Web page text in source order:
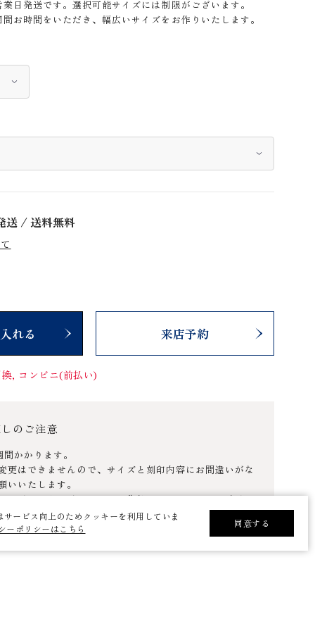
日発送です。選択可能サイズには制限がございます。
お時間をいただき、幅広いサイズをお作りいたします。
送 / 送料無料
れる 来店予約
, コンビニ(前払い)
のご注意
かかります。
更はできませんので、サイズと刻印内容にお間違いがな
いいたします。
レジットカード、コンビニ先払い、PayPayのみとなり
サービス向上のためクッキーを利用していま
ーポリシーはこちら 同意する